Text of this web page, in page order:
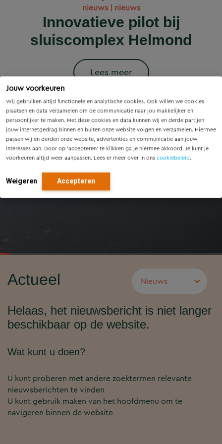
Jouw voorkeuren
Wij gebruiken altijd functionele en analytische cookies. Ook willen we cookies
plaatsen en data verzamelen om de communicatie naar jou makkelijker en
persoonlijker te maken. Met deze cookies en data kunnen wij en derde partijen
jouw internetgedrag binnen en buiten onze website volgen en verzamelen. Hiermee
passen wij en derden onze website, advertenties en communicatie aan jouw
interesses aan. Door op ‘accepteren’ te klikken ga je hiermee akkoord. Je kunt je
voorkeuren altijd weer aanpassen. Lees er meer over in ons cookiebeleid.
Weigeren Accepteren
woningbouwprojecten
krijgen straks
voorrang op het
stroomnet?
Lees meer
nieuws | nieuws
Innovatieve pilot bij
sluiscomplex Helmond
Lees meer
Slim onderzoek
voorkomt onnodige
vervanging van
Eindhovense tunnel
Voorzieningenscan
Drenthe: inzicht voor
vandaag, richting voor
morgen
Wet versterking regie
volkshuisvesting in
werking: wat betekent
dit voor gemeenten?
Actueel
Helaas, het nieuwsbericht is niet langer
beschikbaar op de website.
Wat kunt u doen?
U kunt proberen met andere zoektermen relevante
nieuwsberichten te vinden
U kunt gebruik maken van het hoofdmenu om te
navigeren binnen de website